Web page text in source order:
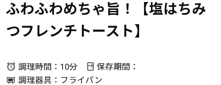
ふわふわめちゃ旨！【塩はちみ
つフレンチトースト】
調理時間：10分
保存期間：
調理器具：フライパン